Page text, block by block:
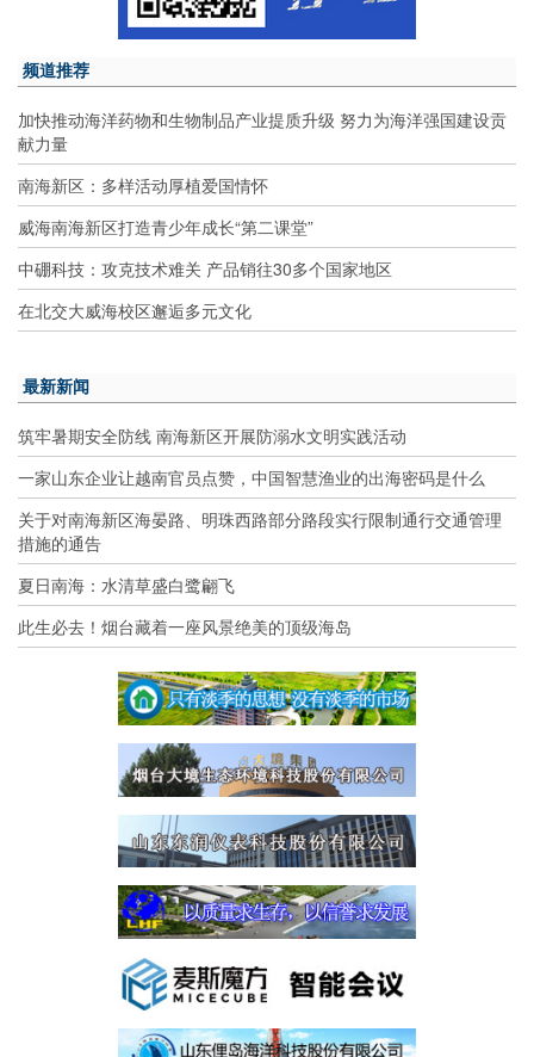
频道推荐
加快推动海洋药物和生物制品产业提质升级 努力为海洋强国建设贡
献力量
南海新区：多样活动厚植爱国情怀
威海南海新区打造青少年成长“第二课堂”
中硼科技：攻克技术难关 产品销往30多个国家地区
在北交大威海校区邂逅多元文化
最新新闻
筑牢暑期安全防线 南海新区开展防溺水文明实践活动
一家山东企业让越南官员点赞，中国智慧渔业的出海密码是什么
关于对南海新区海晏路、明珠西路部分路段实行限制通行交通管理
措施的通告
夏日南海：水清草盛白鹭翩飞
此生必去！烟台藏着一座风景绝美的顶级海岛